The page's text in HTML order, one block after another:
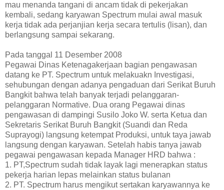
mau menanda tangani di ancam tidak di pekerjakan
kembali, sedang karyawan Spectrum mulai awal masuk
kerja tidak ada perjanjian kerja secara tertulis (lisan), dan
berlangsung sampai sekarang.
Pada tanggal 11 Desember 2008
Pegawai Dinas Ketenagakerjaan bagian pengawasan
datang ke PT. Spectrum untuk melakuakn Investigasi,
sehubungan dengan adanya pengaduan dari Serikat Buruh
Bangkit bahwa telah banyak terjadi pelanggaran-
pelanggaran Normative. Dua orang Pegawai dinas
pengawasan di dampingi Susilo Joko W. serta Ketua dan
Sekretaris Serikat Buruh Bangkit (Suandi dan Reda
Suprayogi) langsung ketempat Produksi, untuk taya jawab
langsung dengan karyawan. Setelah habis tanya jawab
pegawai pengawasan kepada Manager HRD bahwa :
1. PT,Spectrum sudah tidak layak lagi menerapkan status
pekerja harian lepas melainkan status bulanan
2. PT. Spectrum harus mengikut sertakan karyawannya ke